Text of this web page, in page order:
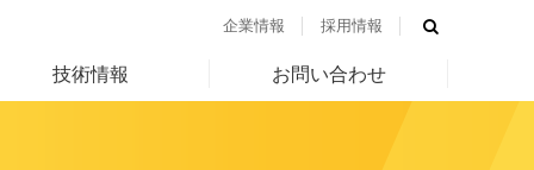
技術情報 お問い合わせ
企業情報 採用情報